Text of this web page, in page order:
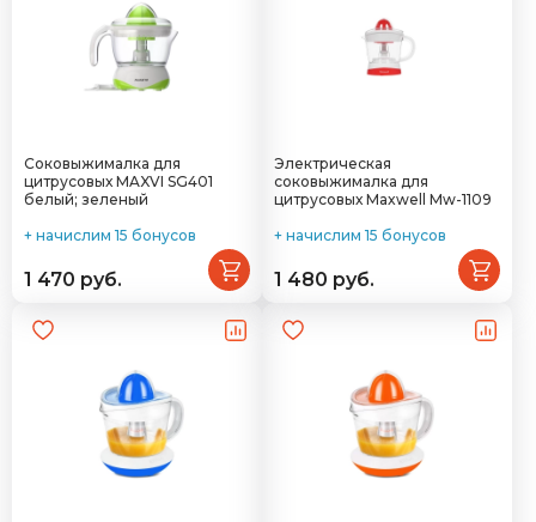
Соковыжималка для
цитрусовых MAXVI SG401
белый; зеленый
+ начислим 15 бонусов
1 470 руб.
Электрическая
соковыжималка для
цитрусовых Maxwell Mw-1109
+ начислим 15 бонусов
1 480 руб.